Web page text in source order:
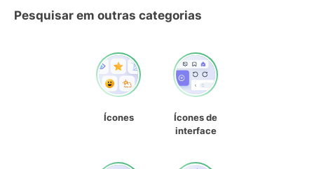
Pesquisar em outras categorias
Ícones
Ícones de
interface